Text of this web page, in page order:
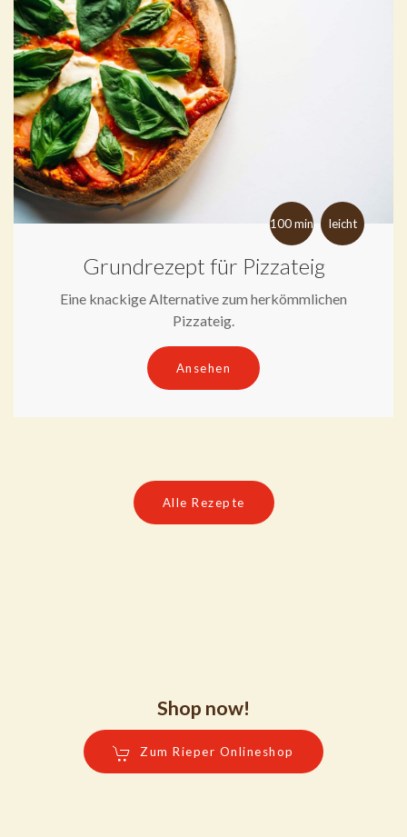
100 min leicht
Grundrezept für Pizzateig
Eine knackige Alternative zum herkömmlichen
Pizzateig.
Ansehen
Alle Rezepte
Shop now!
Zum Rieper Onlineshop